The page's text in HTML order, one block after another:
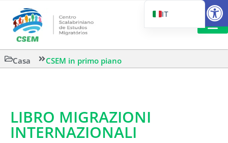
Casa CSEM in primo piano
LIBRO MIGRAZIONI
INTERNAZIONALI
IT
EN